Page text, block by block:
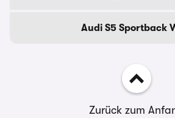
Audi S5 Sportback
Zurück zum